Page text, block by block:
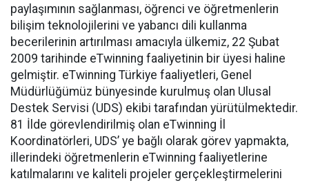
paylaşımının sağlanması, öğrenci ve öğretmenlerin
bilişim teknolojilerini ve yabancı dili kullanma
becerilerinin artırılması amacıyla ülkemiz, 22 Şubat
2009 tarihinde eTwinning faaliyetinin bir üyesi haline
gelmiştir. eTwinning Türkiye faaliyetleri, Genel
Müdürlüğümüz bünyesinde kurulmuş olan Ulusal
Destek Servisi (UDS) ekibi tarafından yürütülmektedir.
81 İlde görevlendirilmiş olan eTwinning İl
Koordinatörleri, UDS’ ye bağlı olarak görev yapmakta,
illerindeki öğretmenlerin eTwinning faaliyetlerine
katılmalarını ve kaliteli projeler gerçekleştirmelerini